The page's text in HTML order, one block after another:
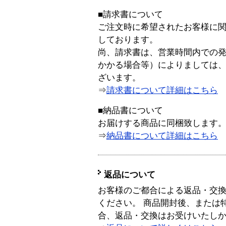
■請求書について
ご注文時に希望されたお客様に
しております。
尚、請求書は、営業時間内での
かかる場合等）によりましては
ざいます。
⇒請求書について詳細はこちら
■納品書について
お届けする商品に同梱致します。
⇒納品書について詳細はこちら
返品について
お客様のご都合による返品・交
ください。 商品開封後、または
合、返品・交換はお受けいたし